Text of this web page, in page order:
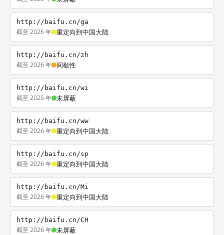
http://baifu.cn/ga
截至 2026 年 重定向到中国大陆
http://baifu.cn/zh
截至 2026 年 间歇性
http://baifu.cn/wi
截至 2025 年 未屏蔽
http://baifu.cn/ww
截至 2026 年 重定向到中国大陆
http://baifu.cn/sp
截至 2026 年 重定向到中国大陆
http://baifu.cn/Mi
截至 2026 年 重定向到中国大陆
http://baifu.cn/CH
截至 2026 年 未屏蔽